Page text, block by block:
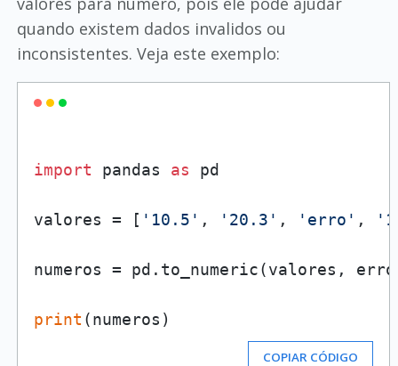
quando existem dados invalidos ou
inconsistentes. Veja este exemplo:
import pandas as pd
valores = [ '10.5' , '20.3' , 'erro' ,
numeros = pd.to_numeric(valores,
print
COPIAR CÓDIGO